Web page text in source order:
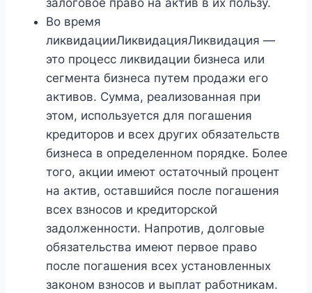
залоговое право на актив в их пользу.
Во время
ликвидацииЛиквидацияЛиквидация —
это процесс ликвидации бизнеса или
сегмента бизнеса путем продажи его
активов. Сумма, реализованная при
этом, используется для погашения
кредиторов и всех других обязательств
бизнеса в определенном порядке. Более
того, акции имеют остаточный процент
на актив, оставшийся после погашения
всех взносов и кредиторской
задолженности. Напротив, долговые
обязательства имеют первое право
после погашения всех установленных
законом взносов и выплат работникам.